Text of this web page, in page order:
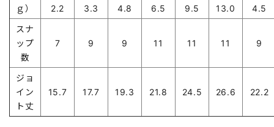
ｇ）
2.2
3.3
4.8
6.5
9.5
13.0
4.5
スナ
ップ
数
7 9 9 11 11 11 9
ジョ
イン
ト丈
15.7 17.7 19.3 21.8 24.5 26.6 22.2